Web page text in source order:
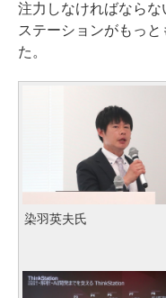
注力しなければなら
ステーションがもっ
た。
染羽英夫氏